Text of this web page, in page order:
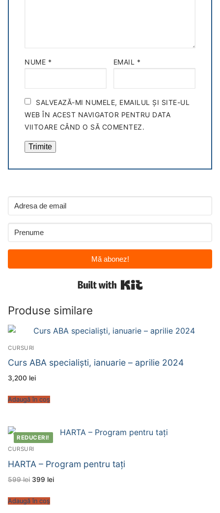
NUME * EMAIL *
SALVEAZĂ-MI NUMELE, EMAILUL ȘI SITE-UL
WEB ÎN ACEST NAVIGATOR PENTRU DATA
VIITOARE CÂND O SĂ COMENTEZ.
Mă abonez!
Produse similare
CURSURI
Curs ABA specialiști, ianuarie – aprilie 2024
3,200 lei
Adaugă în coș
REDUCERI!
CURSURI
HARTA – Program pentru taţi
599lei 399 lei
Adaugă în coș